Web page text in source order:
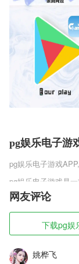
pg娱乐电子游
pg娱乐电子游戏
pg娱乐电子游戏是
游，体验版福利希
种让人眼花缭乱的
戏就能让你实现梦
pg娱乐电子游
1,【名医在线】
网友评论
下载pg娱
姚桦飞